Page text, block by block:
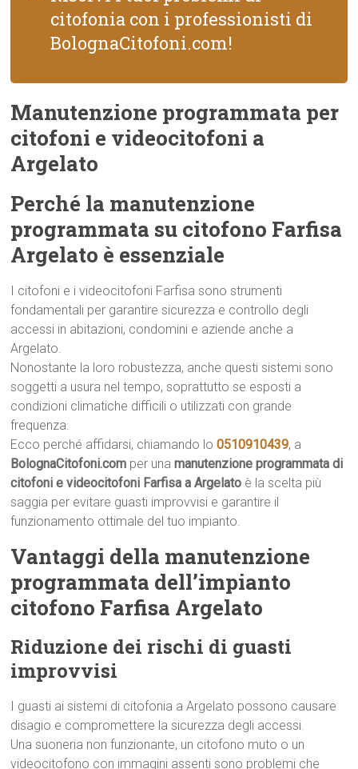
citofonia con i professionisti di
BolognaCitofoni.com!
Manutenzione programmata per
citofoni e videocitofoni a
Argelato
Perché la manutenzione
programmata su citofono Farfisa
Argelato è essenziale
I citofoni e i videocitofoni Farfisa sono strumenti
fondamentali per garantire sicurezza e controllo degli
accessi in abitazioni, condomini e aziende anche a
Argelato.
Nonostante la loro robustezza, anche questi sistemi sono
soggetti a usura nel tempo, soprattutto se esposti a
condizioni climatiche difficili o utilizzati con grande
frequenza.
Ecco perché affidarsi, chiamando lo0510910439, a
BolognaCitofoni.com per unamanutenzione programmata di
citofoni e videocitofoni Farfisa a Argelato è la scelta più
saggia per evitare guasti improvvisi e garantire il
funzionamento ottimale del tuo impianto.
Vantaggi della manutenzione
programmata dell’impianto
citofono Farfisa Argelato
Riduzione dei rischi di guasti
improvvisi
I guasti ai sistemi di citofonia a Argelato possono causare
disagio e compromettere la sicurezza degli accessi.
Una suoneria non funzionante, un citofono muto o un
videocitofono con immagini assenti sono problemi che